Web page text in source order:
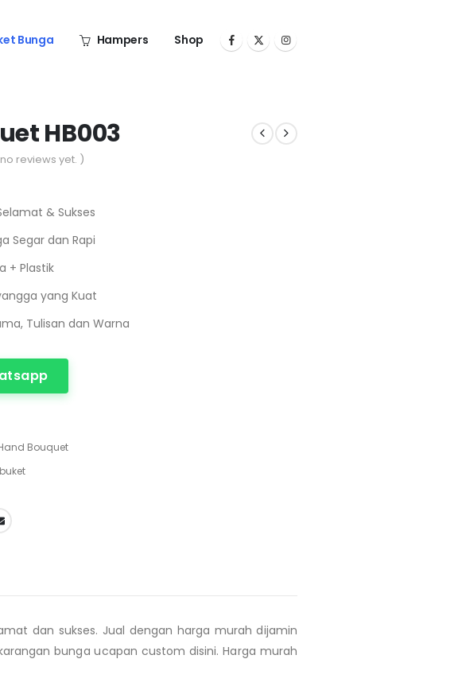
Bunga Hampers Shop
HB003
reviews yet. )
& Sukses
Segar dan Rapi
+ Plastik
yang Kuat
Tulisan dan Warna
Bouquet
dan sukses. Jual dengan harga murah dijamin
bunga ucapan custom disini. Harga murah